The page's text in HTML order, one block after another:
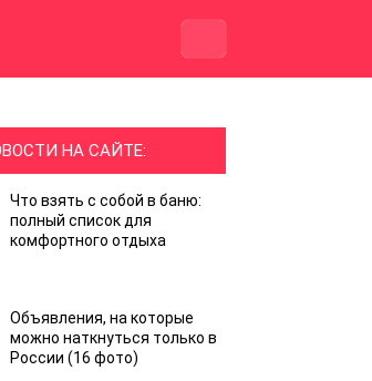
НА САЙТЕ:
Что взять с собой в баню:
полный список для
комфортного отдыха
Объявления, на которые
можно наткнуться только в
России (16 фото)